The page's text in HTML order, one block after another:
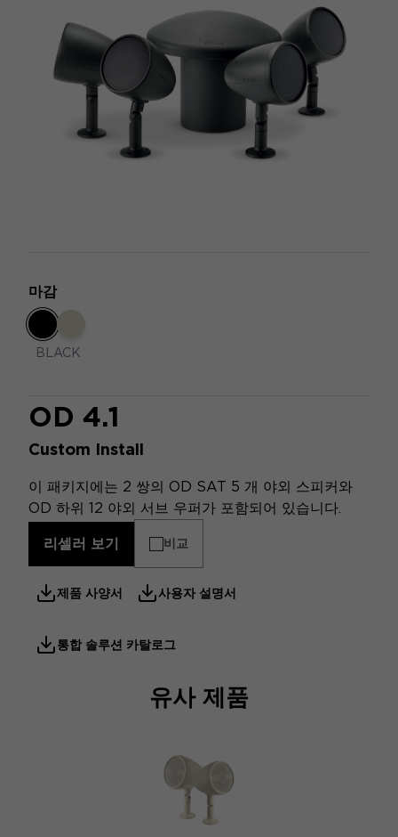
OD 4.1
Custom Install
이 패키지에는 2 쌍의 OD SAT 5 개 야외 스피커와
OD 하위 12 야외 서브 우퍼가 포함되어 있습니다.
마감
BLACK
리셀러 보기 비교
제품 사양서 사용자 설명서
통합 솔루션 카탈로그
유사 제품